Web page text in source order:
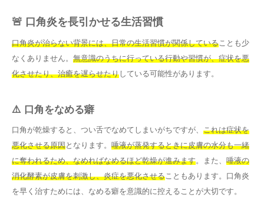
🚨 口角炎を長引かせる生活習慣
口角炎が治らない背景には、日常の生活習慣が関係していることも少
なくありません。 無意識のうちに行っている行動や習慣が、症状を悪
化させたり、治癒を遅らせたり している可能性があります。
⚠️ 口角をなめる癖
口角が乾燥すると、つい舌でなめてしまいがちですが、 これは症状を
悪化させる原因となります。 唾液が蒸発するときに皮膚の水分も一緒
に奪われるため、なめればなめるほど乾燥が進みます。また、 唾液の
消化酵素が皮膚を刺激し、炎症を悪化させることもあります。口角炎
を早く治すためには、なめる癖を意識的に控えることが大切です。